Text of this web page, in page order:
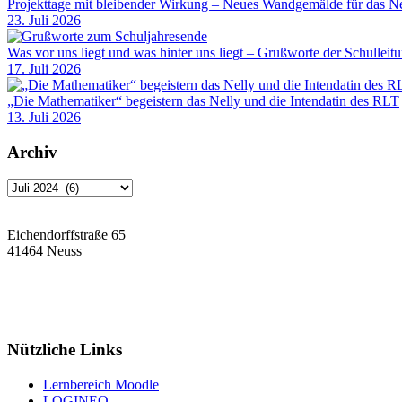
Projekttage mit bleibender Wirkung – Neues Wandgemälde für das
23. Juli 2026
Was vor uns liegt und was hinter uns liegt – Grußworte der
17. Juli 2026
„Die Mathematiker“ begeistern das Nelly und die Intendatin des RLT
13. Juli 2026
Archiv
Archiv
Eichendorffstraße 65
41464 Neuss
Nützliche Links
Lernbereich Moodle